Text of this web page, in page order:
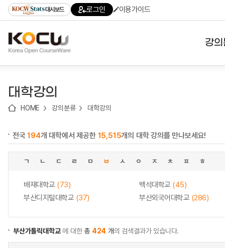
기
기
기
content)
가
대시보드 로그인 이용가이드
강
대학강의
HOME 강의분류 대학강의
전국194개 대학에서 제공한 15,515개의 대학 강의를 만나보세요!
ㄱ ㄴ ㄷ ㄹ ㅁ ㅂ ㅅ ㅇ ㅈ ㅊ ㅍ ㅎ
배재대학교 (73) 백석대학교 (45)
부산디지털대학교 (37) 부산외국어대학교 (286)
부산가톨릭대학교에 대한총 424 개의 검색결과가 있습니다.